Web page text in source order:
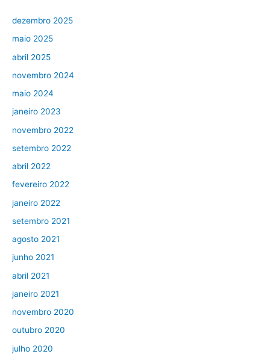
dezembro 2025
maio 2025
abril 2025
novembro 2024
maio 2024
janeiro 2023
novembro 2022
setembro 2022
abril 2022
fevereiro 2022
janeiro 2022
setembro 2021
agosto 2021
junho 2021
abril 2021
janeiro 2021
novembro 2020
outubro 2020
julho 2020